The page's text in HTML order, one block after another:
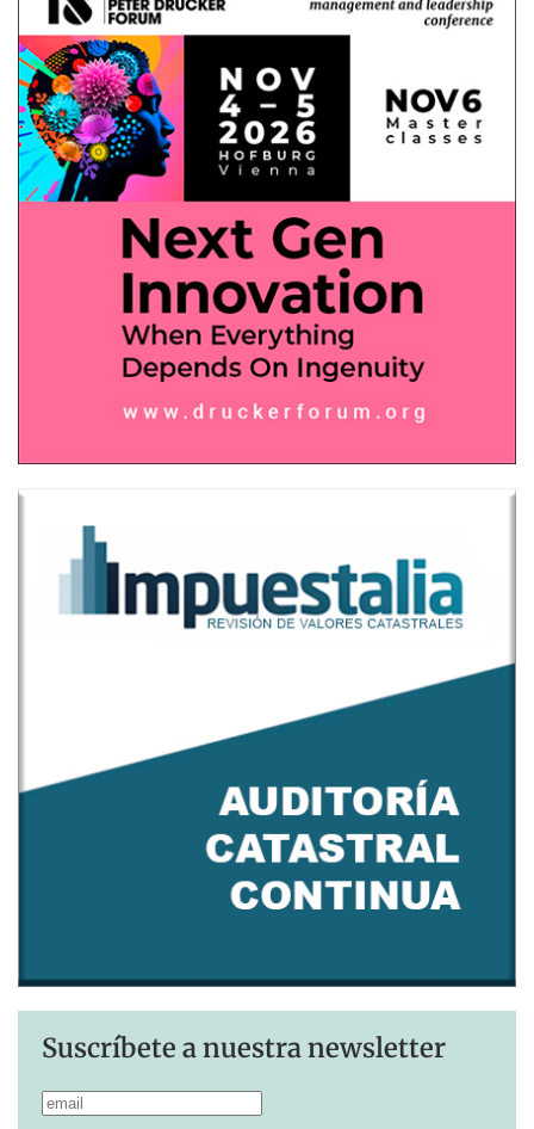
Suscríbete a nuestra newsletter